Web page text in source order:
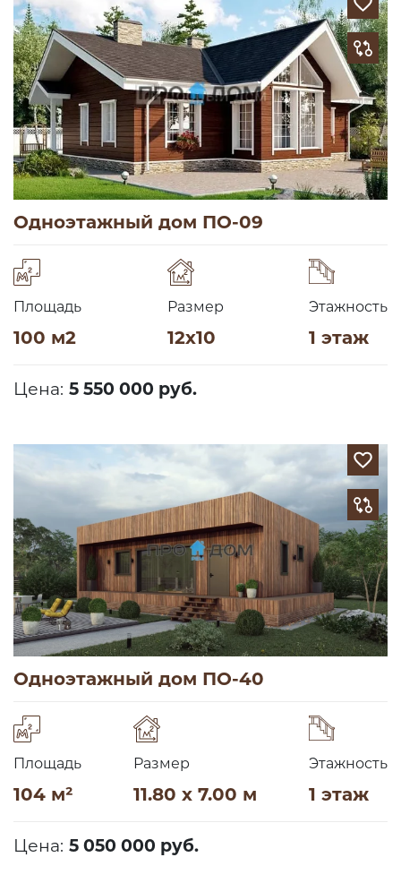
Одноэтажный дом ПО-09
Площадь
100 м2
Размер
12х10
Этажность
1 этаж
Цена: 5 550 000 руб.
Одноэтажный дом ПО-40
Площадь
104 м²
Размер
11.80 x 7.00 м
Этажность
1 этаж
Цена: 5 050 000 руб.